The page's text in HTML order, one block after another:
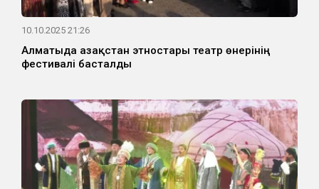
10.10.2025 21:26
Алматыда Қазақстан этностары театр өнерінің
фестивалі басталды